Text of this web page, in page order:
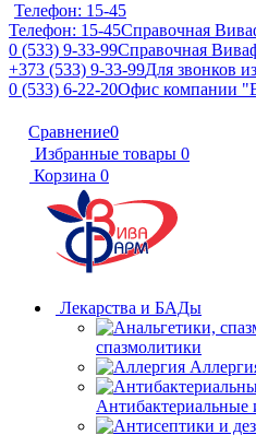
Телефон: 15-45
Телефон: 15-45Справочная
0 (533) 9-33-99Справочная
+373 (533) 9-33-99Для звонков
0 (533) 6-22-20Офис компании
Сравнение0
Избранные товары 0
Корзина 0
Лекарства и БАДы
спазмолитики